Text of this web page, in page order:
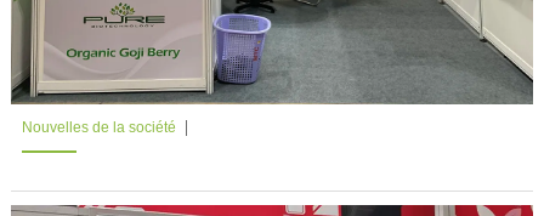
Nouvelles de la société